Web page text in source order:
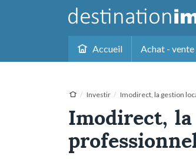
Accueil Achat - vente
Investir Imodirect, la gestion
Imodirect,